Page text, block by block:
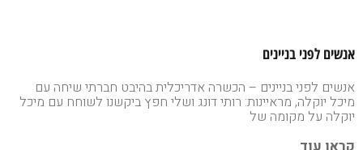
אנשים לפני בניינים
אנשים לפני בניינים – הכשרה אדריכלית בהיבט חברתי שיחה עם
מיכל יוקלה, מראיינות: רותי דונג ושלי חפץ ביקשנו לשוחח עם מיכל
יוקלה על מקומה של